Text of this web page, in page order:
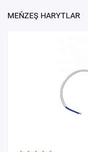
MEŇZEŞ HARYTLAR